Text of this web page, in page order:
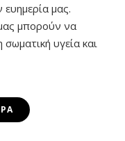
μας.
μας μπορούν να
υγεία και